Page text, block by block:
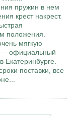
пружин в нем
крест накрест.
положения.
мягкую
— официальный
Екатеринбурге.
поставки, все